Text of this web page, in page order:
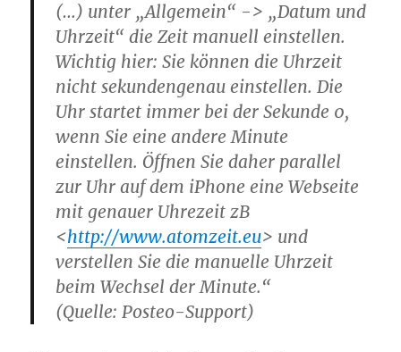
(…) unter „Allgemein“ -> „Datum und
Uhrzeit“ die Zeit manuell einstellen.
Wichtig hier: Sie können die Uhrzeit
nicht sekundengenau einstellen. Die
Uhr startet immer bei der Sekunde 0,
wenn Sie eine andere Minute
einstellen. Öffnen Sie daher parallel
zur Uhr auf dem iPhone eine Webseite
mit genauer Uhrezeit zB
<http://www.atomzeit.eu> und
verstellen Sie die manuelle Uhrzeit
beim Wechsel der Minute.“
(Quelle: Posteo-Support)